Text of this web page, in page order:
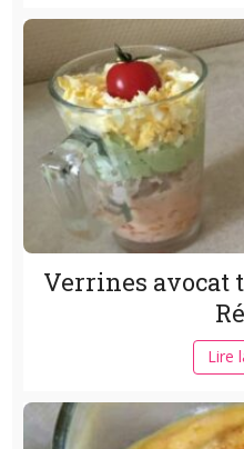
Verrines avocat
Lire